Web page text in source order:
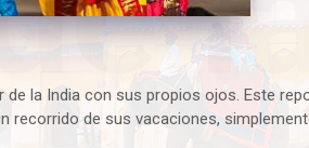
de la India con sus propios ojos. Este
recorrido de sus vacaciones,